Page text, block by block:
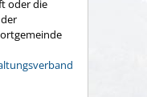
oder die